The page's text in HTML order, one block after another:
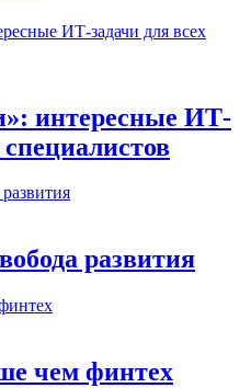
интересные ИТ-
развития
чем финтех